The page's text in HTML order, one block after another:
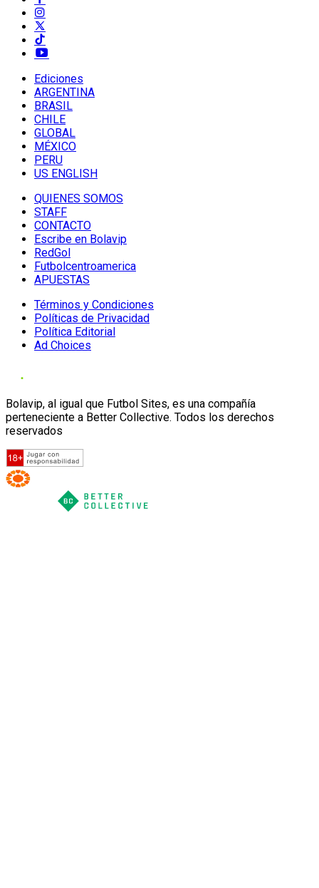
Ediciones
ARGENTINA
BRASIL
CHILE
GLOBAL
MÉXICO
PERU
US ENGLISH
QUIENES SOMOS
STAFF
CONTACTO
Escribe en Bolavip
RedGol
Futbolcentroamerica
APUESTAS
Términos y Condiciones
Políticas de Privacidad
Política Editorial
Ad Choices
Bolavip, al igual que Futbol Sites, es una compañía
perteneciente a Better Collective. Todos los derechos
reservados